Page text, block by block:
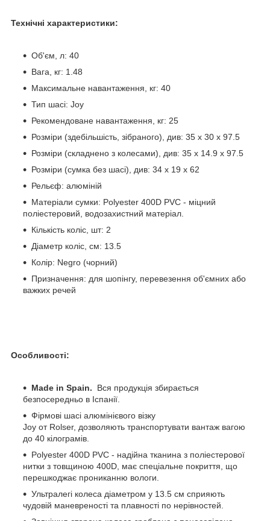
Технічні характеристики:
Об'єм, л: 40
Вага, кг: 1.48
Максимальне навантаження, кг: 40
Тип шасі: Joy
Рекомендоване навантаження, кг: 25
Розміри (здебільшість, зібраного), див: 35 x 30 x 97.5
Розміри (складнено з колесами), див: 35 x 14.9 x 97.5
Розміри (сумка без шасі), див: 34 x 19 x 62
Рельєф: алюміній
Матеріали сумки: Polyester 400D PVC - міцний
поліестеровий, водозахистний матеріал.
Кількість коліс, шт: 2
Діаметр коліс, см: 13.5
Колір: Negro (чорний)
Призначення: для шопінгу, перевезення об'ємних або
важких речей
Особливості:
Made in Spain. Вся продукція збирається
безпосередньо в Іспанії.
Фірмові шасі алюмінієвого візку
Joy от Rolser, дозволяють транспортувати вантаж вагою
до 40 кілограмів.
Polyester 400D PVC - надійна тканина з поліестерової
нитки з товщиною 400D, має спеціальне покриття, що
перешкоджає прониканню вологи.
Ультралегі колеса діаметром у 13.5 см сприяють
чудовій маневреності та плавності по нерівностей.